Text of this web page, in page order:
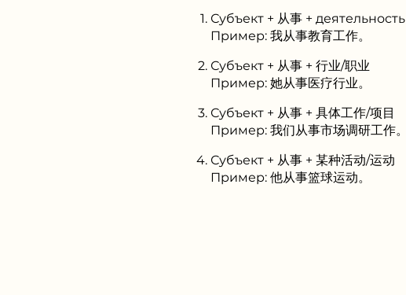
Субъект + 从事 + деятельность
Пример: 我从事教育工作。
Субъект + 从事 + 行业/职业
Пример: 她从事医疗行业。
Субъект + 从事 + 具体工作/项目
Пример: 我们从事市场调研工作。
Субъект + 从事 + 某种活动/运动
Пример: 他从事篮球运动。